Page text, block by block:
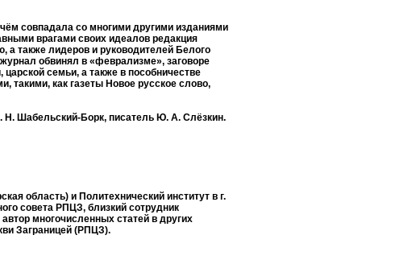
совпадала со многими другими изданиями
врагами своих идеалов редакция
также лидеров и руководителей Белого
обвинял в «феврализме», заговоре
семьи, а также в пособничестве
такими, как газеты Новое русское слово,
Н. Шабельский-Борк, писатель Ю. А. Слёзкин.
область) и Политехнический институт в г.
совета РПЦЗ, близкий сотрудник
многочисленных статей в других
Заграницей (РПЦЗ).